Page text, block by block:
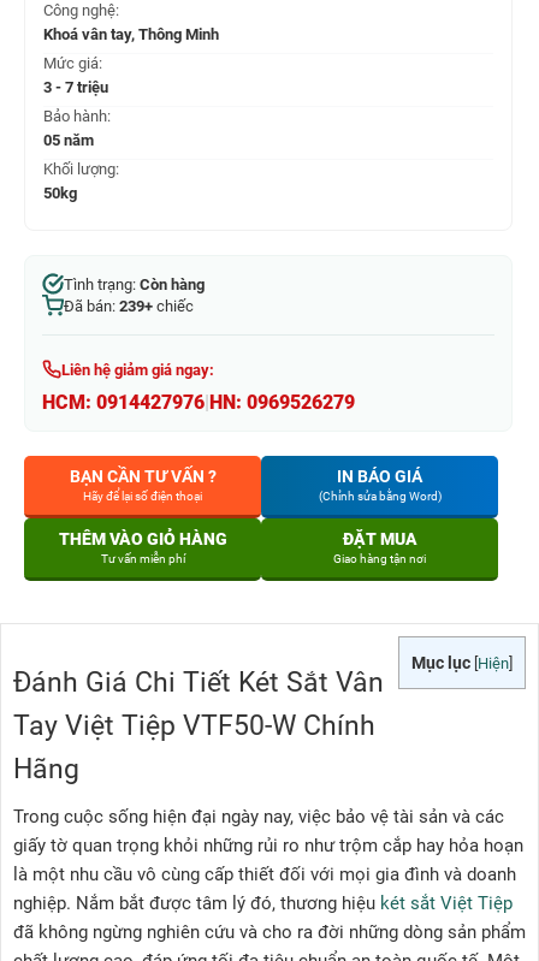
Công nghệ:
Khoá vân tay, Thông Minh
Mức giá:
3 - 7 triệu
Bảo hành:
05 năm
Khối lượng:
50kg
Tình trạng: Còn hàng
Đã bán: 239+ chiếc
Liên hệ giảm giá ngay:
HCM: 0914427976 HN: 0969526279
BẠN CẦN TƯ VẤN ?
Hãy để lại số điện thoại
IN BÁO GIÁ
(Chỉnh sửa bằng Word)
THÊM VÀO GIỎ HÀNG
Tư vấn miễn phí
ĐẶT MUA
Giao hàng tận nơi
Mục lục Hiện
Đánh Giá Chi Tiết Két Sắt Vân
Tay Việt Tiệp VTF50-W Chính
Hãng
Trong cuộc sống hiện đại ngày nay, việc bảo vệ tài sản và các
giấy tờ quan trọng khỏi những rủi ro như trộm cắp hay hỏa hoạn
là một nhu cầu vô cùng cấp thiết đối với mọi gia đình và doanh
nghiệp. Nắm bắt được tâm lý đó, thương hiệu két sắt Việt Tiệp
đã không ngừng nghiên cứu và cho ra đời những dòng sản phẩm